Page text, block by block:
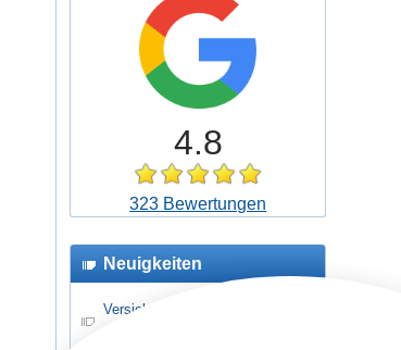
4.8
323 Bewertungen
Neuigkeiten
Versicherungsschutz für